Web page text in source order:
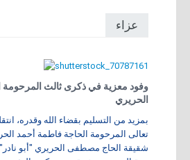
عزاء
وفود معزية في ذكرى ثالث المرحومة
الحريري
بمزيد من التسليم بقضاء الله وقدره،
تعالى المرحومة الحاجة فاطمة أحمد
شقيقة الحاج مصطفى الحريري "أبو نادر"